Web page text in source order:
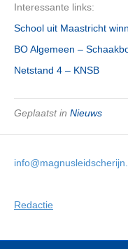
Interessante links:
School uit Maastricht
BO Algemeen –
Netstand 4 – KNSB
Geplaatst in Nieuws
Redactie